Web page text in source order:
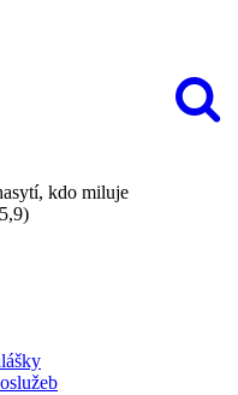
kdo miluje